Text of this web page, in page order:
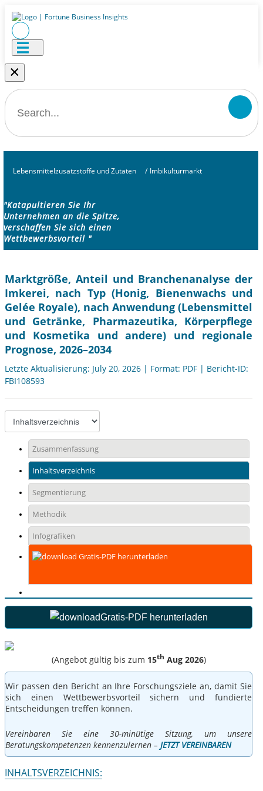
×
Lebensmittelzusatzstoffe und Zutaten / Imbikulturmarkt
"Katapultieren Sie Ihr
Unternehmen an die Spitze,
verschaffen Sie sich einen
Wettbewerbsvorteil "
Marktgröße, Anteil und Branchenanalyse der
Imkerei, nach Typ (Honig, Bienenwachs und
Gelée Royale), nach Anwendung (Lebensmittel
und Getränke, Pharmazeutika, Körperpflege
und Kosmetika und andere) und regionale
Prognose, 2026–2034
Letzte Aktualisierung: July 20, 2026 | Format: PDF | Bericht-ID:
FBI108593
Zusammenfassung
Inhaltsverzeichnis
Segmentierung
Methodik
Infografiken
Gratis-PDF herunterladen
Gratis-PDF herunterladen
(Angebot gültig bis zum 15th Aug 2026)
Wir passen den Bericht an Ihre Forschungsziele an, damit Sie
sich einen Wettbewerbsvorteil sichern und fundierte
Entscheidungen treffen können.
Vereinbaren Sie eine 30-minütige Sitzung, um unsere
Beratungskompetenzen kennenzulernen – JETZT VEREINBAREN
INHALTSVERZEICHNIS: